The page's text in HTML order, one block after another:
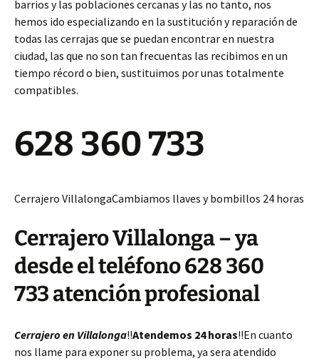
barrios y las poblaciones cercanas y las no tanto, nos
hemos ido especializando en la sustitución y reparación de
todas las cerrajas que se puedan encontrar en nuestra
ciudad, las que no son tan frecuentas las recibimos en un
tiempo récord o bien, sustituimos por unas totalmente
compatibles.
628 360 733
Cerrajero VillalongaCambiamos llaves y bombillos 24 horas
Cerrajero Villalonga – ya
desde el teléfono 628 360
733 atención profesional
Cerrajero en Villalonga!!Atendemos 24 horas!!En cuanto
nos llame para exponer su problema, ya sera atendido